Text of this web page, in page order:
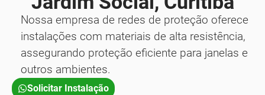
Nossa empresa de redes de proteção oferece
instalações com materiais de alta resistência,
assegurando proteção eficiente para janelas e
outros ambientes.
Solicitar Instalação